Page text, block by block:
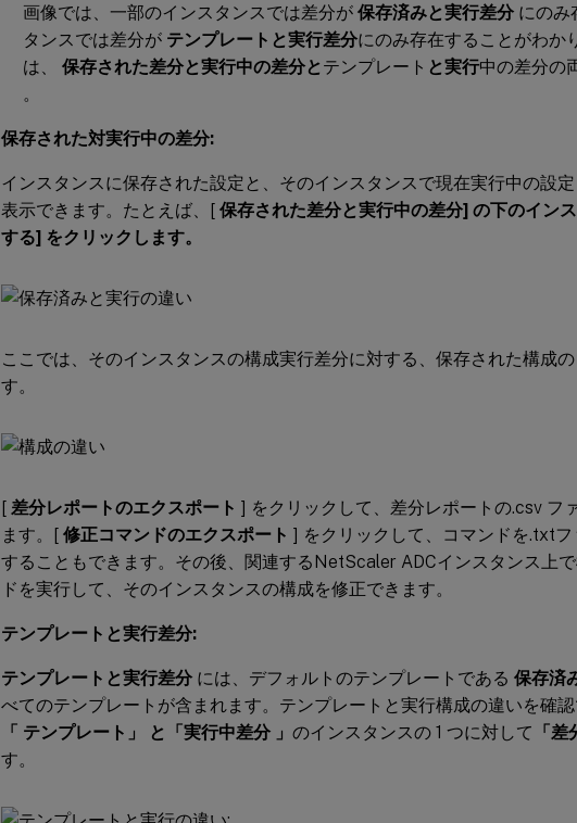
画像では、一部のインスタンスでは差分が 保存済みと実行差分 にのみ
タンスでは差分が テンプレートと実行差分にのみ存在することがわか
は、 保存された差分と実行中の差分と テンプレート と実行中の差分の
。
保存された対実行中の差分:
インスタンスに保存された設定と、そのインスタンスで現在実行中の設
表示できます。たとえば、[ 保存された差分と実行中の差分] の下のイン
する] をクリックします。
ここでは、そのインスタンスの構成実行差分に対する、保存された構成
す。
[ 差分レポートのエクスポート ] をクリックして、差分レポートの.csv フ
ます。[ 修正コマンドのエクスポート ] をクリックして、コマンドを.txtフ
することもできます。その後、関連するNetScaler ADCインスタンス上
ドを実行して、そのインスタンスの構成を修正できます。
テンプレートと実行差分:
テンプレートと実行差分 には、デフォルトのテンプレートである 保存済
べてのテンプレートが含まれます。テンプレートと実行構成の違いを確認
「 テンプレート」 と「実行中差分 」 のインスタンスの 1 つに対して 「差
す。